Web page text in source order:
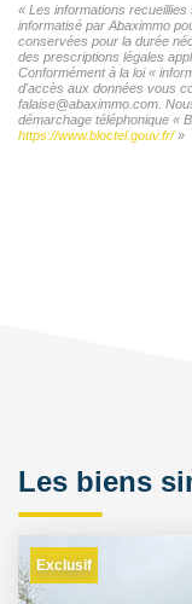
« Les informations
informatisé par Abaximmo
conservées pour la durée
des prescriptions légales
Conformément à la loi «
d'accès aux données vous
falaise@abaximmo.com.
démarchage téléphonique «
https://www.bloctel.gouv.fr/»
Les biens
Exclusif